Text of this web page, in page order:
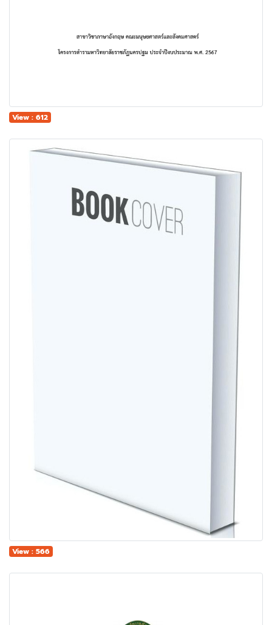
View : 612
View : 566